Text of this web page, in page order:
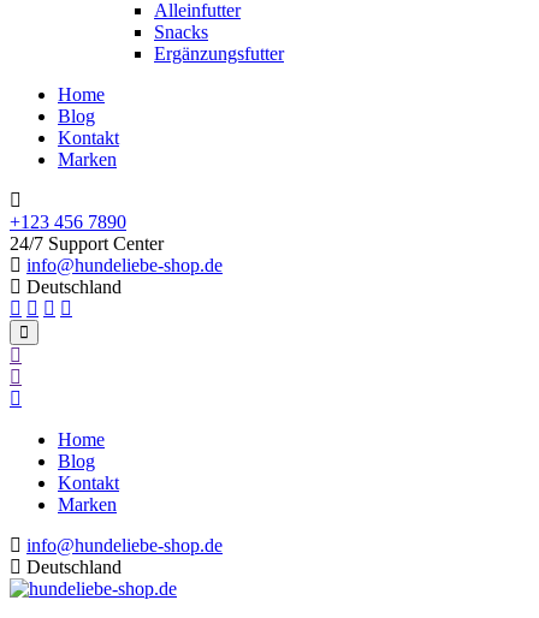
Alleinfutter
Snacks
Ergänzungsfutter
Home
Blog
Kontakt
Marken
+123 456 7890
24/7 Support Center
info@hundeliebe-shop.de
Deutschland
Home
Blog
Kontakt
Marken
info@hundeliebe-shop.de
Deutschland